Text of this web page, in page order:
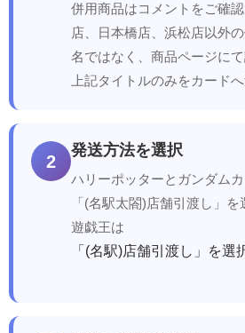
併用商品はコメントをご確
店、日本橋店、浜松店以外
名ではなく、商品ページにて
上記タイトルのみをカード
2
発送方法を選択
ハリーポッターとガンダム
「(名駅太閤)店舗引渡し」を
遊戯王は
「(名駅)店舗引渡し」を選